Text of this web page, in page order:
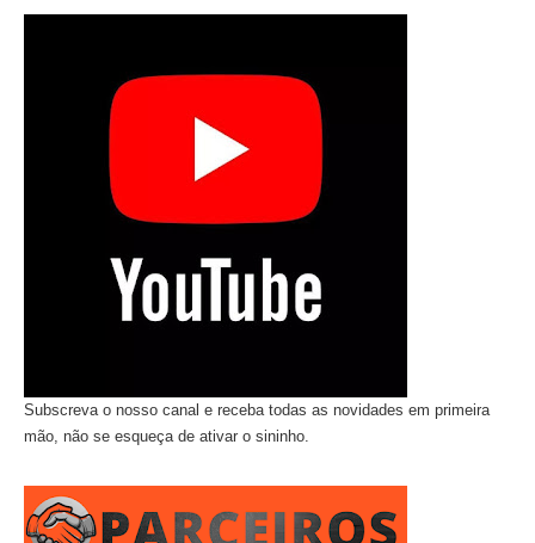
Subscreva o nosso canal e receba todas as novidades em primeira
mão, não se esqueça de ativar o sininho.